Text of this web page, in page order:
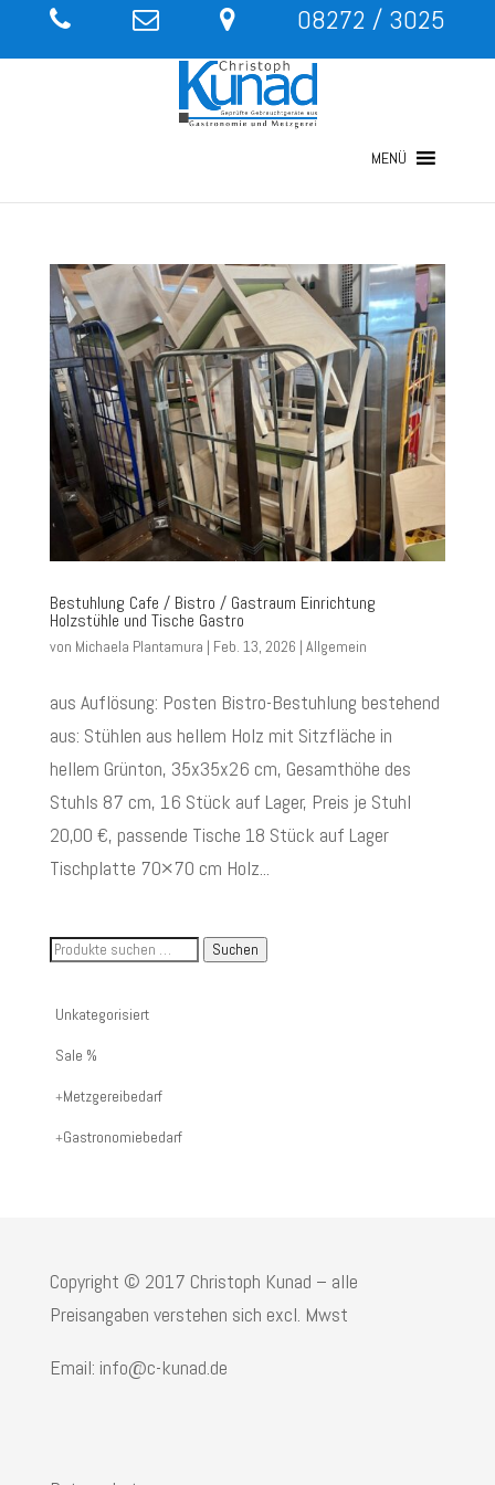
08272 / 3025
MENÜ
Bestuhlung Cafe / Bistro / Gastraum Einrichtung
Holzstühle und Tische Gastro
von Michaela Plantamura | Feb. 13, 2026 | Allgemein
aus Auflösung: Posten Bistro-Bestuhlung bestehend
aus: Stühlen aus hellem Holz mit Sitzfläche in
hellem Grünton, 35x35x26 cm, Gesamthöhe des
Stuhls 87 cm, 16 Stück auf Lager, Preis je Stuhl
20,00 €, passende Tische 18 Stück auf Lager
Tischplatte 70×70 cm Holz...
Suche
Artikelnummer
oder
Suchen
Unkategorisiert
Sale %
Metzgereibedarf
Gastronomiebedarf
Copyright © 2017 Christoph Kunad – alle
Preisangaben verstehen sich excl. Mwst
Email: info@c-kunad.de